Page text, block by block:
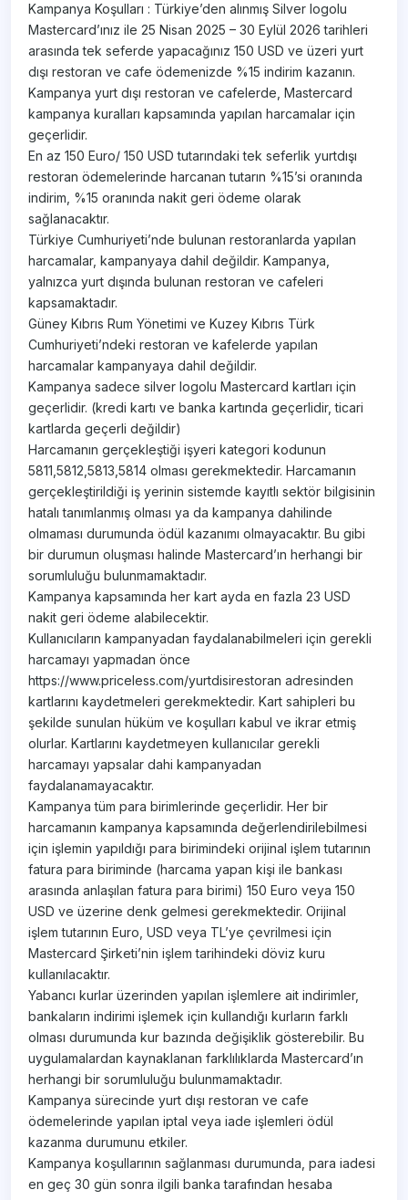
Kampanya Koşulları : Türkiye’den alınmış Silver logolu
Mastercard’ınız ile 25 Nisan 2025 – 30 Eylül 2026 tarihleri
arasında tek seferde yapacağınız 150 USD ve üzeri yurt
dışı restoran ve cafe ödemenizde %15 indirim kazanın.
Kampanya yurt dışı restoran ve cafelerde, Mastercard
kampanya kuralları kapsamında yapılan harcamalar için
geçerlidir.
En az 150 Euro/ 150 USD tutarındaki tek seferlik yurtdışı
restoran ödemelerinde harcanan tutarın %15’si oranında
indirim, %15 oranında nakit geri ödeme olarak
sağlanacaktır.
Türkiye Cumhuriyeti’nde bulunan restoranlarda yapılan
harcamalar, kampanyaya dahil değildir. Kampanya,
yalnızca yurt dışında bulunan restoran ve cafeleri
kapsamaktadır.
Güney Kıbrıs Rum Yönetimi ve Kuzey Kıbrıs Türk
Cumhuriyeti’ndeki restoran ve kafelerde yapılan
harcamalar kampanyaya dahil değildir.
Kampanya sadece silver logolu Mastercard kartları için
geçerlidir. (kredi kartı ve banka kartında geçerlidir, ticari
kartlarda geçerli değildir)
Harcamanın gerçekleştiği işyeri kategori kodunun
5811,5812,5813,5814 olması gerekmektedir. Harcamanın
gerçekleştirildiği iş yerinin sistemde kayıtlı sektör bilgisinin
hatalı tanımlanmış olması ya da kampanya dahilinde
olmaması durumunda ödül kazanımı olmayacaktır. Bu gibi
bir durumun oluşması halinde Mastercard’ın herhangi bir
sorumluluğu bulunmamaktadır.
Kampanya kapsamında her kart ayda en fazla 23 USD
nakit geri ödeme alabilecektir.
Kullanıcıların kampanyadan faydalanabilmeleri için gerekli
harcamayı yapmadan önce
https://www.priceless.com/yurtdisirestoran adresinden
kartlarını kaydetmeleri gerekmektedir. Kart sahipleri bu
şekilde sunulan hüküm ve koşulları kabul ve ikrar etmiş
olurlar. Kartlarını kaydetmeyen kullanıcılar gerekli
harcamayı yapsalar dahi kampanyadan
faydalanamayacaktır.
Kampanya tüm para birimlerinde geçerlidir. Her bir
harcamanın kampanya kapsamında değerlendirilebilmesi
için işlemin yapıldığı para birimindeki orijinal işlem tutarının
fatura para biriminde (harcama yapan kişi ile bankası
arasında anlaşılan fatura para birimi) 150 Euro veya 150
USD ve üzerine denk gelmesi gerekmektedir. Orijinal
işlem tutarının Euro, USD veya TL’ye çevrilmesi için
Mastercard Şirketi’nin işlem tarihindeki döviz kuru
kullanılacaktır.
Yabancı kurlar üzerinden yapılan işlemlere ait indirimler,
bankaların indirimi işlemek için kullandığı kurların farklı
olması durumunda kur bazında değişiklik gösterebilir. Bu
uygulamalardan kaynaklanan farklılıklarda Mastercard’ın
herhangi bir sorumluluğu bulunmamaktadır.
Kampanya sürecinde yurt dışı restoran ve cafe
ödemelerinde yapılan iptal veya iade işlemleri ödül
kazanma durumunu etkiler.
Kampanya koşullarının sağlanması durumunda, para iadesi
en geç 30 gün sonra ilgili banka tarafından hesaba